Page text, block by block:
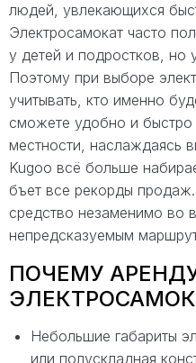
людей, увлекающихся
Электросамокат часто
у детей и подростков, но
Поэтому при выборе
учитывать, кто именно
сможете удобно и быстро
местности, наслаждаясь
Kugoo всё больше
бъет все рекорды
средство незаменимо во
непредсказуемым
ПОЧЕМУ
Небольшие габариты
или полускладная